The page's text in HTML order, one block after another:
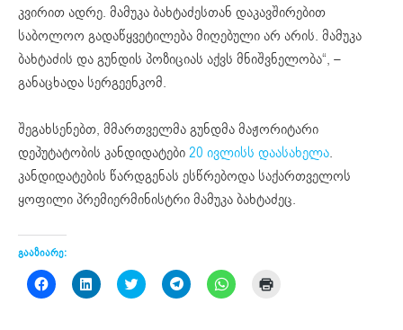
კვირით ადრე. მამუკა ბახტაძესთან დაკავშირებით
საბოლოო გადაწყვეტილება მიღებული არ არის. მამუკა
ბახტაძის და გუნდის პოზიციას აქვს მნიშვნელობა“, –
განაცხადა სერგეენკომ.
შეგახსენებთ, მმართველმა გუნდმა მაჟორიტარი
დეპუტატობის კანდიდატები20 ივლისს დაასახელა.
კანდიდატების წარდგენას ესწრებოდა საქართველოს
ყოფილი პრემიერმინისტრი მამუკა ბახტაძეც.
გააზიარე:
Click
to
Click
to
Click
to
Click
to
Click
to